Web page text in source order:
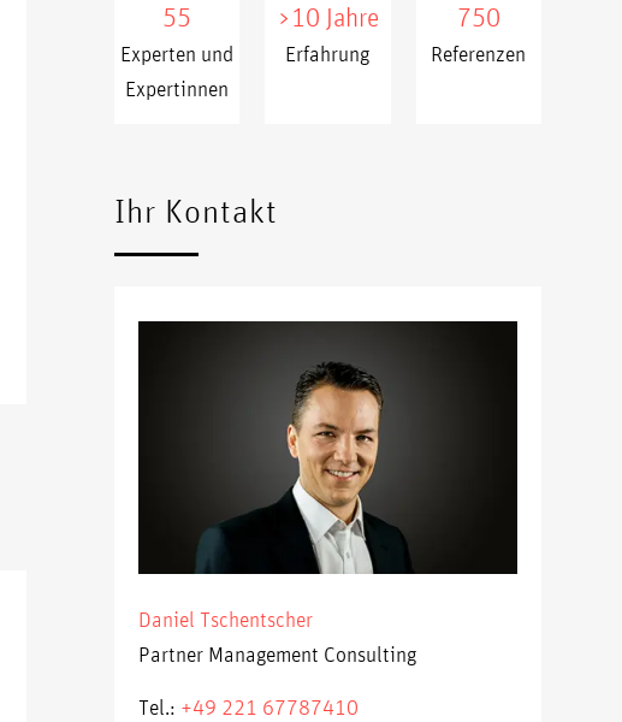
55
Experten und
Expertinnen
>10 Jahre
Erfahrung
750
Referenzen
Ihr Kontakt
Daniel Tschentscher
Partner Management Consulting
Tel.: +49 221 67787410